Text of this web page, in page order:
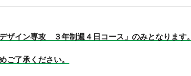
ザイン専攻 ３年制週４日コース」のみとなります。
ご了承ください。